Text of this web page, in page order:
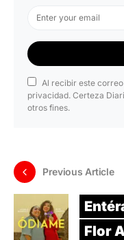
Al recibir este
privacidad. Certeza
otros fines.
Previous Article
Flor